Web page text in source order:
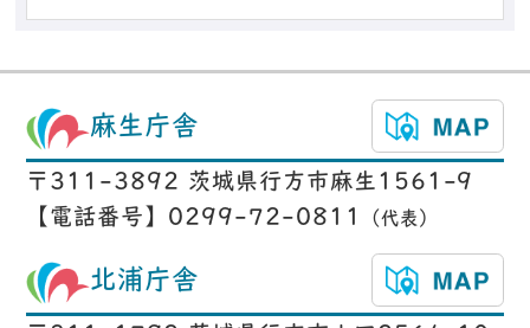
麻生庁舎
〒311-3892 茨城県行方市麻生1561-9
【電話番号】0299-72-0811
（代表）
北浦庁舎